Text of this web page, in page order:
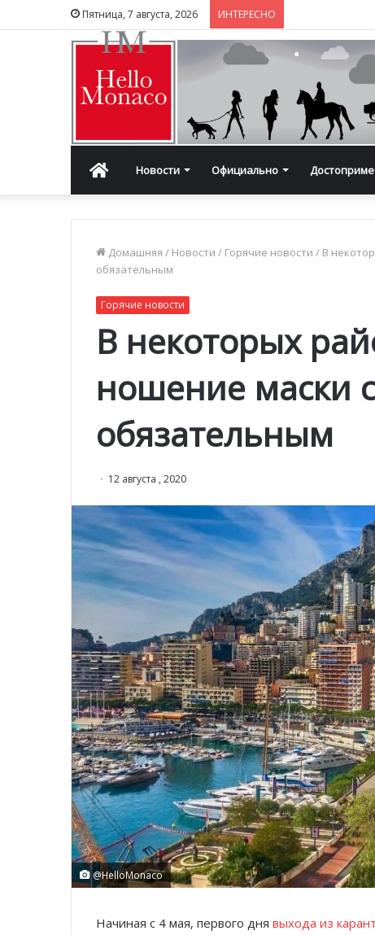
Пятница, 7 августа, 2026 ИНТЕРЕСНО
ГлавнаяНовости Официально
Домашняя / Новости / Горячие новости / В
обязательным
Горячие новости
В некоторых
ношение маски
обязательным
12 августа , 2020
@HelloMonaco
Начиная с 4 мая, первого дня выхода из